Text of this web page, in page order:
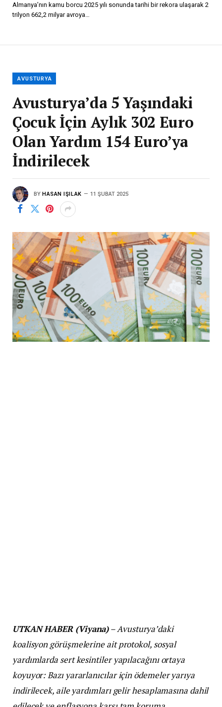
Almanya’nın kamu borcu 2025 yılı sonunda tarihi bir rekora ulaşarak 2
trilyon 662,2 milyar avroya…
AVUSTURYA
Avusturya’da 5 Yaşındaki
Çocuk İçin Aylık 302 Euro
Olan Yardım 154 Euro’ya
İndirilecek
BY HASAN IŞILAK 11 ŞUBAT 2025
UTKAN HABER (Viyana)– Avusturya’daki
koalisyon görüşmelerine ait protokol, sosyal
yardımlarda sert kesintiler yapılacağını ortaya
koyuyor: Bazı yararlanıcılar için ödemeler yarıya
indirilecek, aile yardımları gelir hesaplamasına dahil